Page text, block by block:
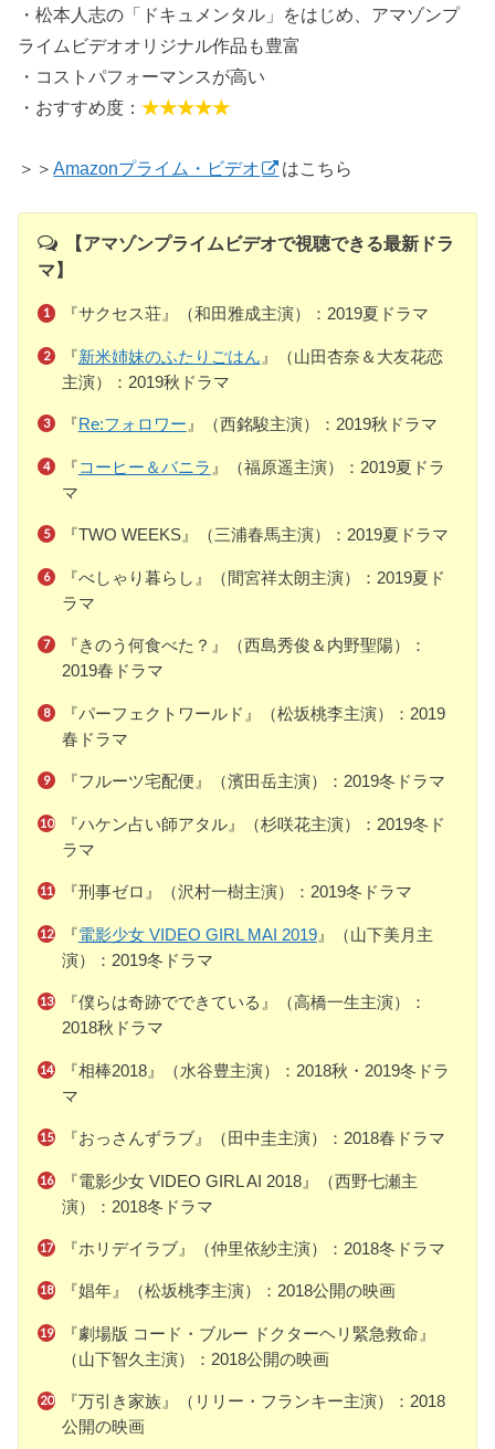
・松本人志の「ドキュメンタル」をはじめ、アマゾンプ
ライムビデオオリジナル作品も豊富
・コストパフォーマンスが高い
・おすすめ度：★★★★★
＞＞Amazonプライム・ビデオ はこちら
【アマゾンプライムビデオで視聴できる最新ドラ
マ】
『サクセス荘』（和田雅成主演）：2019夏ドラマ
『新米姉妹のふたりごはん 』（山田杏奈＆大友花恋
主演）：2019秋ドラマ
『Re:フォロワー 』（西銘駿主演）：2019秋ドラマ
『コーヒー＆バニラ 』（福原遥主演）：2019夏ドラ
マ
『TWO WEEKS』（三浦春馬主演）：2019夏ドラマ
『べしゃり暮らし』（間宮祥太朗主演）：2019夏ド
ラマ
『きのう何食べた？』（西島秀俊＆内野聖陽）：
2019春ドラマ
『パーフェクトワールド』（松坂桃李主演）：2019
春ドラマ
『フルーツ宅配便』（濱田岳主演）：2019冬ドラマ
『ハケン占い師アタル』（杉咲花主演）：2019冬ド
ラマ
『刑事ゼロ』（沢村一樹主演）：2019冬ドラマ
『電影少女 VIDEO GIRL MAI 2019』（山下美月主
演）：2019冬ドラマ
『僕らは奇跡でできている』（高橋一生主演）：
2018秋ドラマ
『相棒2018』（水谷豊主演）：2018秋・2019冬ドラ
マ
『おっさんずラブ』（田中圭主演）：2018春ドラマ
『電影少女 VIDEO GIRL AI 2018』（西野七瀬主
演）：2018冬ドラマ
『ホリデイラブ』（仲里依紗主演）：2018冬ドラマ
『娼年』（松坂桃李主演）：2018公開の映画
『劇場版 コード・ブルー ドクターヘリ緊急救命』
（山下智久主演）：2018公開の映画
『万引き家族』（リリー・フランキー主演）：2018
公開の映画